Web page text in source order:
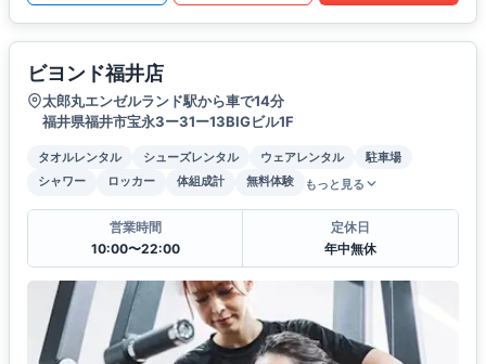
ビヨンド福井店
太郎丸エンゼルランド駅から車で14分
福井県福井市宝永3ー31ー13BIGビル1F
タオルレンタル シューズレンタル ウェアレンタル
駐車場
シャワー
ロッカー 体組成計 無料体験 もっと見る
営業時間
10:00〜22:00
定休日
年中無休